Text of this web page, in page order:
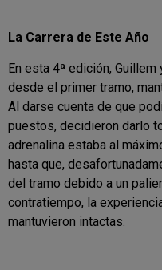
La Carrera de Este Año
En esta 4ª edición,
desde el primer tramo,
Al darse cuenta de que
puestos, decidieron darlo
adrenalina estaba al
hasta que,
del tramo debido a un
contratiempo, la
mantuvieron intactas.